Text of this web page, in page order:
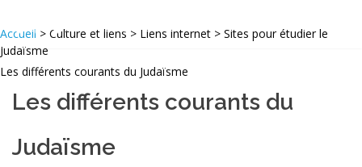
Accueil > Culture et liens > Liens internet > Sites pour étudier le
Judaïsme
Les différents courants du Judaïsme
Les différents courants du
Judaïsme